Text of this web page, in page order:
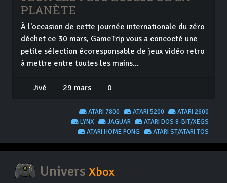
PLANÈTE
À l'occasion de cette journée internationale du zéro
déchet ce 30 mars, GameTrip vous a concocté une
petite sélection écoresponsable de jeux vidéo retro
à mettre entre toutes les mains...
Jivé 29 mars 0
ATARI 2600
ATARI 5200
ATARI 7800
ATARI DOS 8-BIT/XEGS
JAGUAR
LYNX
ATARI ST/ATARI TOS
ATARI HOME PONG
Univers Xbox